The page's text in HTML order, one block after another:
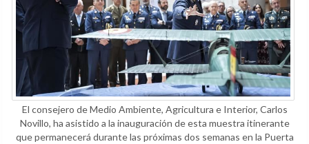
El consejero de Medio Ambiente, Agricultura e Interior, Carlos
Novillo, ha asistido a la inauguración de esta muestra itinerante
que permanecerá durante las próximas dos semanas en la Puerta